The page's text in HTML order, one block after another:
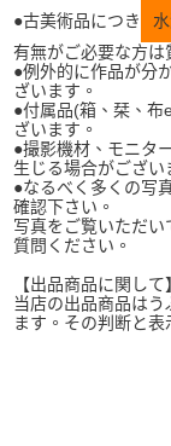
●古美術品につき
有無がご必要な方は
●例外的に作品が分
ざいます。
●付属品(箱、栞、布
ざいます。
●撮影機材、モニタ
生じる場合がござい
●なるべく多くの写
確認下さい。
写真をご覧いただ
質問ください。
【出品商品に関して
当店の出品商品は
ます。その判断と表